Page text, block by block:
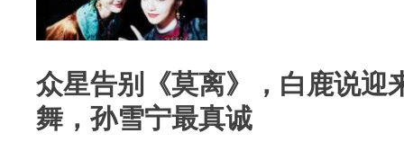
众星告别《莫离》，白鹿说迎
舞，孙雪宁最真诚